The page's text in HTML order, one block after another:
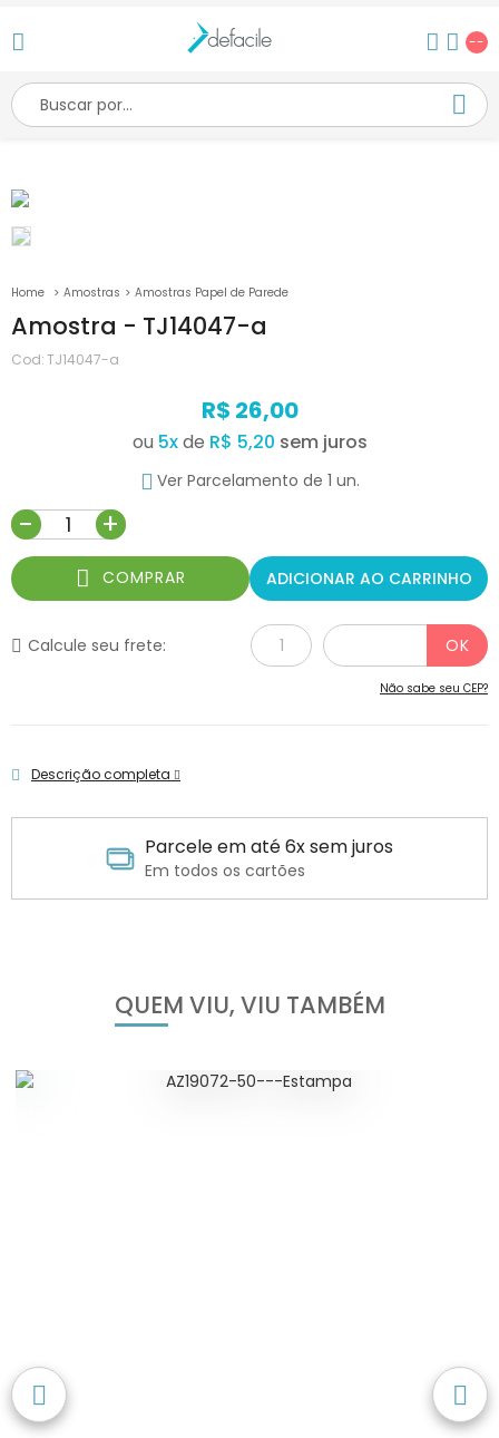
--
Amostras Amostras Papel de Parede
Amostra - TJ14047-a
Cod:TJ14047-a
R$ 26,00
ou 5xde R$ 5,20
Ver Parcelamento de 1 un.
- +
COMPRAR ADICIONAR AO CARRINHO
Calcule seu frete:
Não sabe seu CEP?
Descrição completa
Parcele em até 6x sem juros
Em todos os cartões
QUEM VIU, VIU TAMBÉM